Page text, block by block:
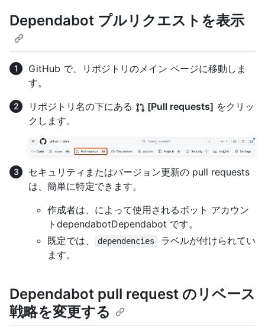
Dependabot プルリクエストを表示
GitHub で、リポジトリのメイン ページに移動しま
す。
リポジトリ名の下にある
[Pull requests] をクリッ
クします。
セキュリティまたはバージョン更新の pull requests
は、簡単に特定できます。
作成者は、によって使用されるボット アカウン
ト dependabotDependabot です。
既定では、
dependencies
ラベルが付けられてい
ます。
Dependabot pull request のリベース
戦略を変更する